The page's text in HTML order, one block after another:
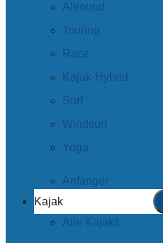
Allround
Touring
Race
Kajak-Hybrid
Surf
Windsurf
Yoga
Anfänger
Kajak
Alle Kajaks